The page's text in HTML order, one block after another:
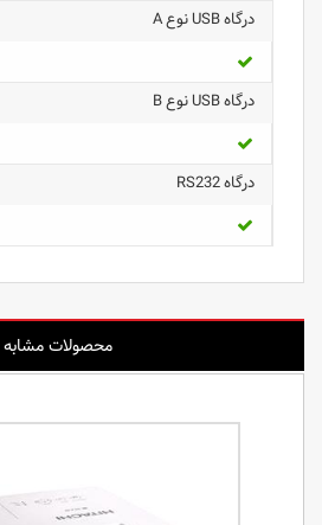
درگاه USB نوع A
درگاه USB نوع B
درگاه RS232
محصولات مشابه